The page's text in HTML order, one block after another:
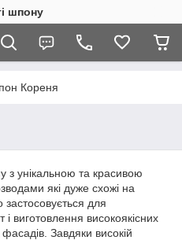
шпону
Кореня
з унікальною та красивою
які дуже схожі на
для
і виготовлення високоякісних
Завдяки високій